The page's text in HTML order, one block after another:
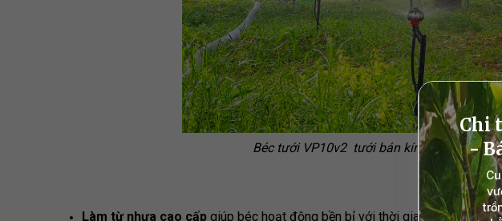
Béc tưới VP10v2 tưới bán kính tưới có thể
Làm từ nhựa cao cấp giúp béc hoạt động bền bỉ với thời gian